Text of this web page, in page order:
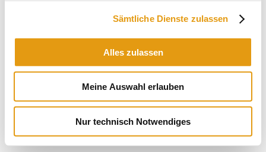
Sämtliche Dienste zulassen
Alles zulassen
Meine Auswahl erlauben
Nur technisch Notwendiges
| Copyright 1996 – 2026 |Datenschutz|Impressum|Kontakt|